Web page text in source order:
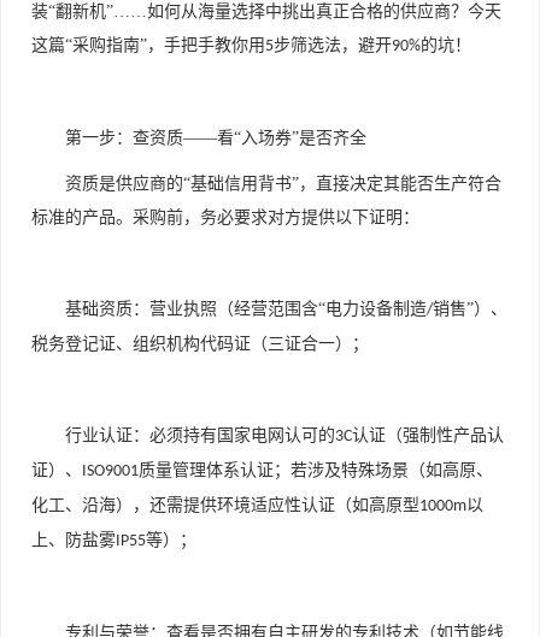
装“翻新机”……如何从海量选择中挑出真正合格的供应商？今天
这篇“采购指南”，手把手教你用 5步筛选法，避开90%的坑！
第一步：查资质——看“入场券”是否齐全
资质是供应商的“基础信用背书”，直接决定其能否生产符合
标准的产品。采购前，务必要求对方提供以下证明：
基础资质：营业执照（经营范围含“电力设备制造/销售”）、
税务登记证、组织机构代码证（三证合一）；
行业认证：必须持有国家电网认可的3C认证（强制性产品认
证）、 ISO9001质量管理体系认证；若涉及特殊场景（如高原、
化工、沿海），还需提供环境适应性认证（如高原型1000m以
上、防盐雾IP55等）；
专利与荣誉：查看是否拥有自主研发的专利技术（如节能线